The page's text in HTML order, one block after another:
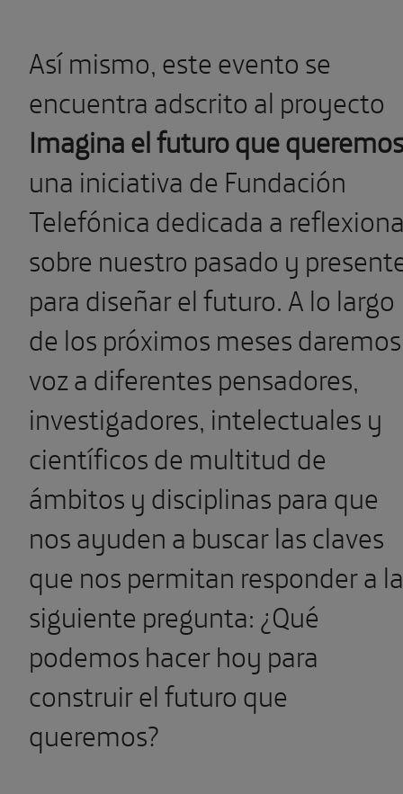
Así mismo, este evento se
encuentra adscrito al proyecto
Imagina el futuro que queremos
una iniciativa de Fundación
Telefónica dedicada a
sobre nuestro pasado y
para diseñar el futuro. A lo largo
de los próximos meses daremos
voz a diferentes pensadores,
investigadores, intelectuales y
científicos de multitud de
ámbitos y disciplinas para que
nos ayuden a buscar las claves
que nos permitan responder a la
siguiente pregunta: ¿Qué
podemos hacer hoy para
construir el futuro que
queremos?